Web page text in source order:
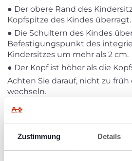
Zustimmung Details
● Der obere Rand des
Kopfspitze des Kindes überragt.
● Die Schultern des Kindes
Befestigungspunkt des
Kindersitzes um mehr als 2 cm.
● Der Kopf ist höher als die
Achten Sie darauf, nicht zu
wechseln.
RICHTIGEN